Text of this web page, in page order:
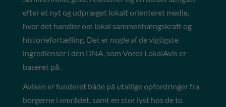
efter et nyt og udpræget lokalt orienteret medie,
hvor det handler om lokal sammenhængskraft og
historiefortælling. Det er nogle af de vigtigste
ingredienser i den DNA, som Vores LokalAvis er
baseret på.
Avisen er funderet både på utallige opfordringer fra
borgerne i området, samt en stor lyst hos de to